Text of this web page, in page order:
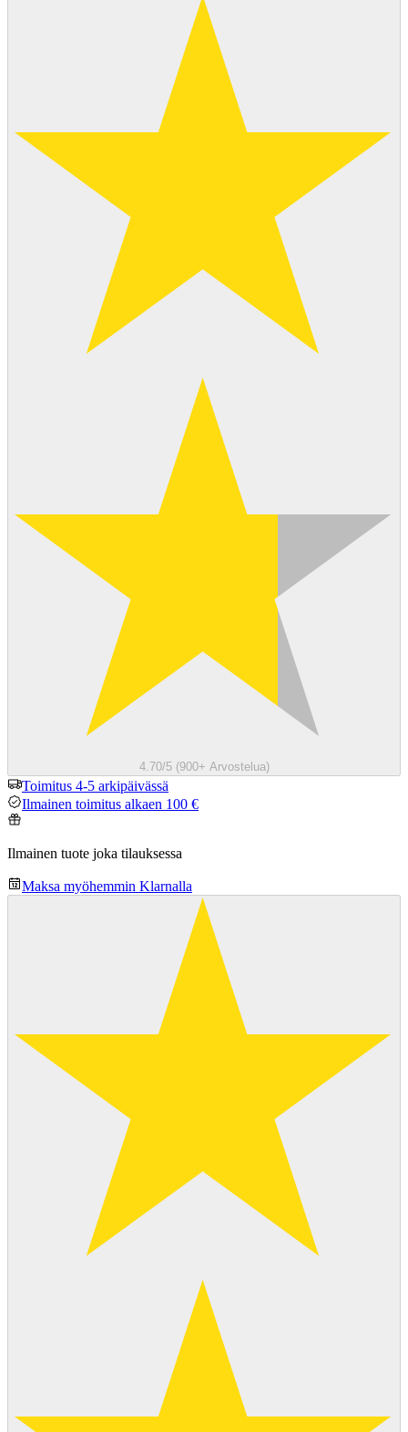
4.70/5 (900+ Arvostelua)
Toimitus 4-5 arkipäivässä
Ilmainen toimitus alkaen 100 €
Ilmainen tuote joka tilauksessa
Maksa myöhemmin Klarnalla